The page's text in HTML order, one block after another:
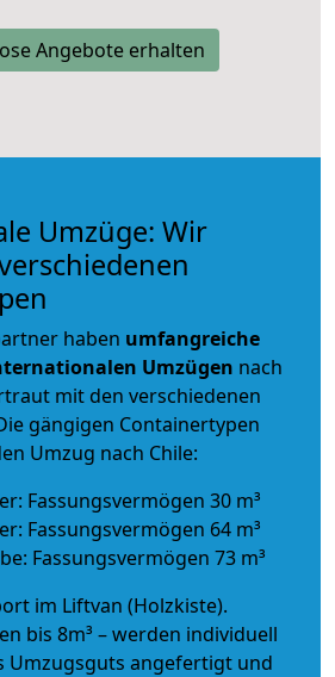
Angebote erhalten
Umzüge: Wir
haben umfangreiche
Umzügen nach
mit den verschiedenen
gängigen Containertypen
Umzug nach Chile:
Fassungsvermögen 30 m³
Fassungsvermögen 64 m³
Fassungsvermögen 73 m³
im Liftvan (Holzkiste).
bis 8m³ – werden individuell
Umzugsguts angefertigt und